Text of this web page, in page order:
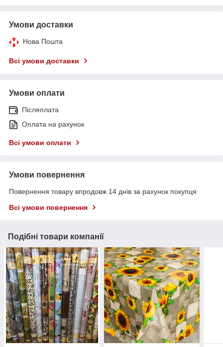
Умови доставки
Нова Пошта
Всі умови доставки
Умови оплати
Післяплата
Оплата на рахунок
Всі умови оплати
Умови повернення
Повернення товару впродовж 14 днів за рахунок покупця
Всі умови повернення
Подібні товари компанії